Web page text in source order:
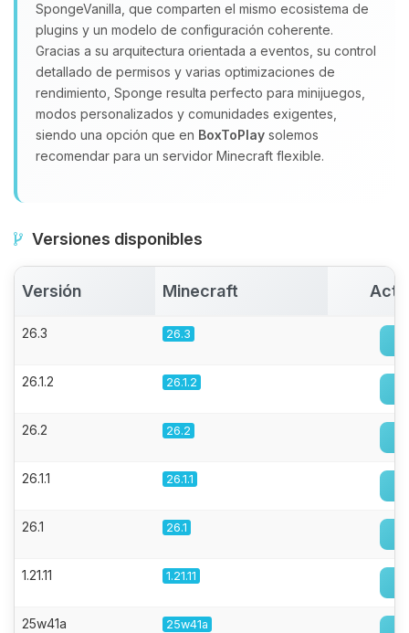
SpongeVanilla, que comparten el mismo ecosistema de
plugins y un modelo de configuración coherente.
Gracias a su arquitectura orientada a eventos, su control
detallado de permisos y varias optimizaciones de
rendimiento, Sponge resulta perfecto para minijuegos,
modos personalizados y comunidades exigentes,
siendo una opción que en BoxToPlay solemos
recomendar para un servidor Minecraft flexible.
Versiones disponibles
Versión Minecraft
26.3 26.3
26.1.2 26.1.2
26.2 26.2
26.1.1 26.1.1
26.1 26.1
1.21.11 1.21.11
25w41a 25w41a
09/08/2026 07:52